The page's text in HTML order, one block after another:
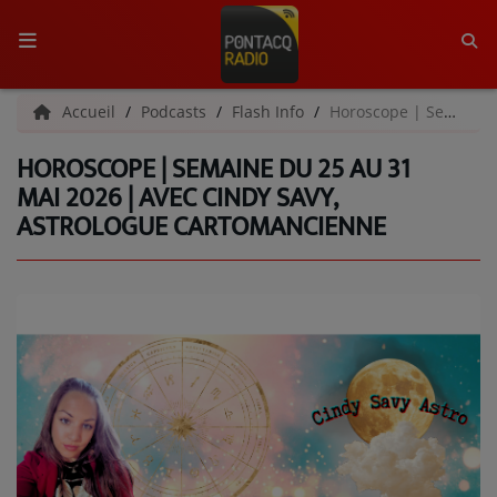
ACCUEIL
RADIO
QUI SOMMES-NOUS ?
L'ÉQUIPE
C'ÉTAIT QUOI CE TITRE ?
MÉDIAS
PODCASTS - SAISON 2026/2027
Accueil Podcasts Flash Info Horoscope | Semaine du 25 au 31 mai 2026 | Avec Cindy Savy, astrologue cartomancienne
HOROSCOPE | SEMAINE DU 25 AU 31
MAI 2026 | AVEC CINDY SAVY,
ASTROLOGUE CARTOMANCIENNE